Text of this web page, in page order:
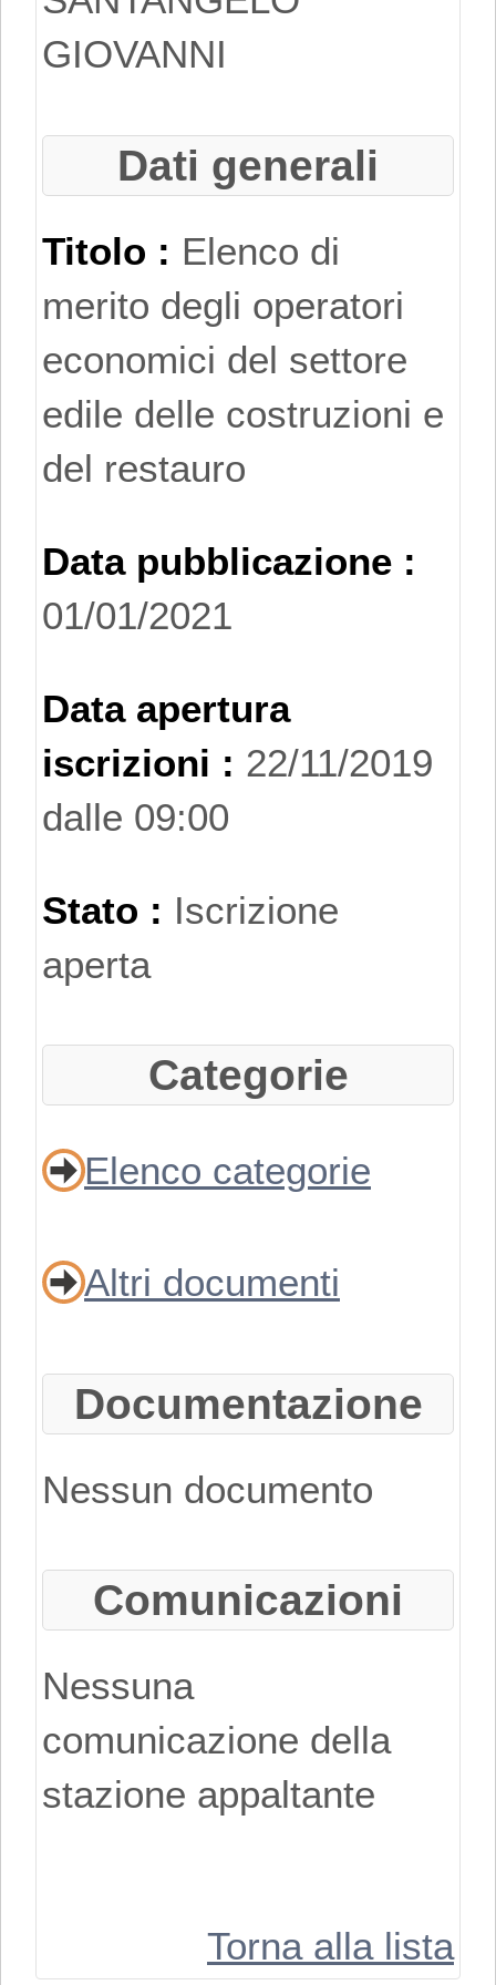
costruzioni e del
pertanto siano in
possesso dei
Codici
Identificativi Ateco
relativi alle lettere
F e R, di cui alla
"Tabella dei titoli a
classificazione
delle attività
economiche Ateco
2007".
L'iscrizione
Merito è inoltre
subordinata al
requisiti
Delibera di
n. 2153 del
PER
RICHIEDERE
BISOGNA
AL PORTALE.
PER MAGGIORI
DETTAGLI
PROCEDURA DI
GIOVANNI
Dati generali
Titolo : Elenco di
merito degli operatori
economici del settore
edile delle costruzioni e
del restauro
Data pubblicazione :
01/01/2021
Data apertura
iscrizioni : 22/11/2019
dalle 09:00
Stato : Iscrizione
aperta
Categorie
Elenco categorie
Altri documenti
Documentazione
Nessun documento
Comunicazioni
Nessuna
comunicazione della
stazione appaltante
Torna alla lista